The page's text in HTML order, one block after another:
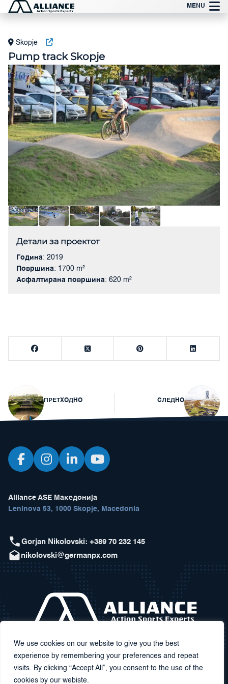
We use cookies on our website to give you the best
experience by remembering your preferences and repeat
visits. By clicking “Accept All”, you consent to the use of the
cookies by our webiste.
Прескокни
MENU
Skopje
Pump track Skopje
Детали за проектот
Година: 2019
Површина: 1700 m²
Асфалтирана површина: 620 m²
Навигација
на
ПРЕТХОДНО СЛЕДНО
Alliance ASE Македонија
Leninova 53, 1000 Skopje, Macedonia
Gorjan Nikolovski: +389 70 232 145
nikolovski@germanpx.com